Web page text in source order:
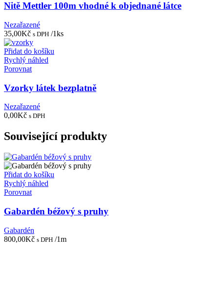
Nitě Mettler 100m vhodné k objednané látce
Nezařazené
35,00Kč s DPH /1ks
Přidat do košíku
Rychlý náhled
Porovnat
Vzorky látek bezplatně
Nezařazené
0,00Kč s DPH
Související produkty
Přidat do košíku
Rychlý náhled
Porovnat
Gabardén béžový s pruhy
Gabardén
800,00Kč s DPH /1m